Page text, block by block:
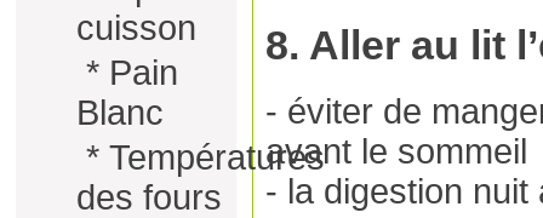
cuisson
* Pain
Blanc
* Températures
des fours
8. Aller au lit
- éviter de
avant le sommeil
- la digestion nuit